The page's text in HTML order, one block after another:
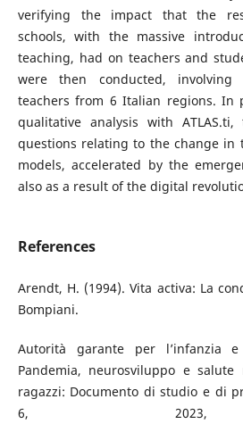
verifying the impact that the
schools, with the massive
teaching, had on teachers and
were then conducted, involving
teachers from 6 Italian regions. In
qualitative analysis with
questions relating to the change in
models, accelerated by the
also as a result of the digital
References
Arendt, H. (1994). Vita activa: La
Bompiani.
Autorità garante per l’infanzia e
Pandemia, neurosviluppo e
ragazzi: Documento di studio e di
6,